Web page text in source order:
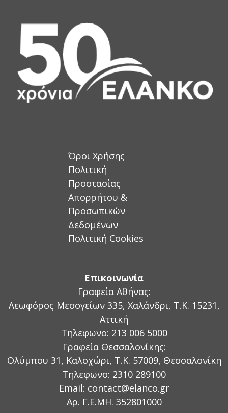
Όροι Χρήσης
Πολιτική
Προστασίας
Απορρήτου &
Προσωπικών
Δεδομένων
Πολιτική Cookies
Επικοινωνία
Γραφεία Αθήνας:
Λεωφόρος Μεσογείων 335, Χαλάνδρι, Τ.Κ. 15231,
Αττική
Τηλεφωνο: 213 006 5000
Γραφεία Θεσσαλονίκης:
Ολύμπου 31, Καλοχώρι, Τ.Κ. 57009, Θεσσαλονίκη
Τηλεφωνο: 2310 289100
Email: contact@elanco.gr
Aρ. Γ.Ε.ΜΗ. 352801000